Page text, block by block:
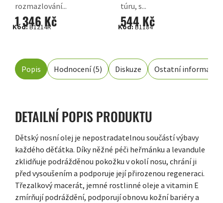
1 346 Kč
rozmazlování...
Kód:B1214R 544 Kč
túru, s...
Kód:B1184
Popis Hodnocení (5) Diskuze Ostatní informace
DETAILNÍ POPIS PRODUKTU
Dětský nosní olej je nepostradatelnou součástí výbavy
každého děťátka. Díky něžné péči heřmánku a levandule
zklidňuje podrážděnou pokožku v okolí nosu, chrání ji
před vysoušením a podporuje její přirozenou regeneraci.
Třezalkový macerát, jemné rostlinné oleje a vitamin E
zmírňují podráždění, podporují obnovu kožní bariéry a